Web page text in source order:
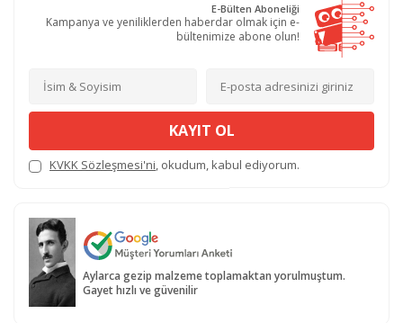
E-Bülten Aboneliği
Kampanya ve yeniliklerden haberdar olmak için e-
bültenimize abone olun!
KAYIT OL
KVKK Sözleşmesi'ni, okudum, kabul ediyorum.
Aylarca gezip malzeme toplamaktan yorulmuştum.
Gayet hızlı ve güvenilir